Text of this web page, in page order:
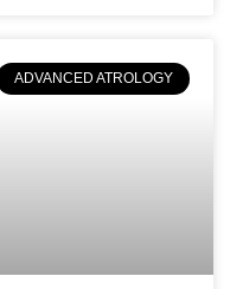
ADVANCED ATROLOGY